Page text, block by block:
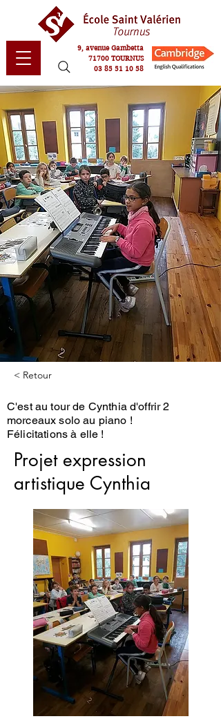
9, avenue Gambetta
71700 TOURNUS
03 85 51 10 58
< Retour
C'est au tour de Cynthia d'offrir 2
morceaux solo au piano !
Félicitations à elle !
Projet expression
artistique Cynthia